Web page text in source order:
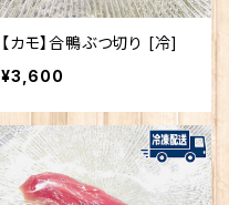
【カモ】合鴨ぶつ切り [冷]
¥3,600